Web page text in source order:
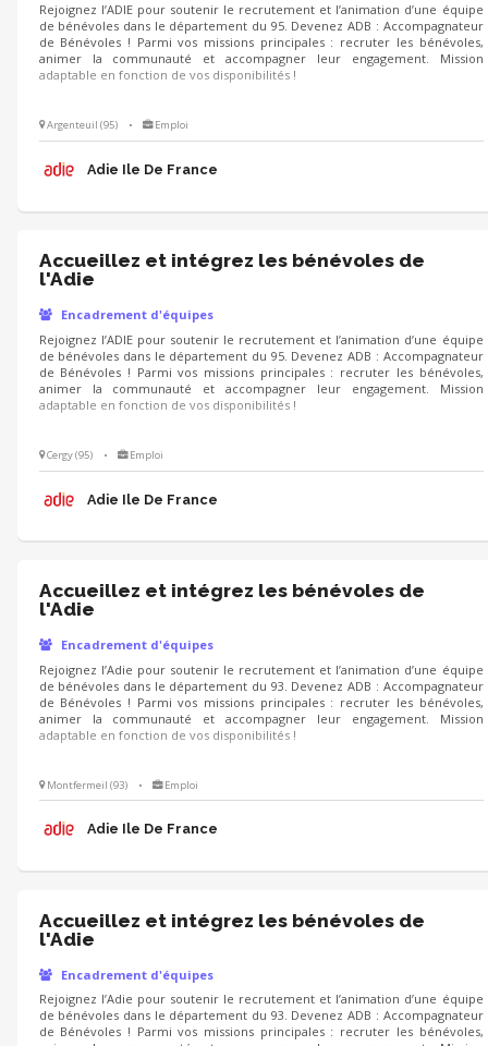
Rejoignez l’ADIE pour soutenir le recrutement et l’animation d’une équipe
de bénévoles dans le département du 95. Devenez ADB : Accompagnateur
de Bénévoles ! Parmi vos missions principales : recruter les bénévoles,
animer la communauté et accompagner leur engagement. Mission
adaptable en fonction de vos disponibilités !
Argenteuil (95) • Emploi
Adie Ile De France
Accueillez et intégrez les bénévoles de
l'Adie
Encadrement d'équipes
Rejoignez l’ADIE pour soutenir le recrutement et l’animation d’une équipe
de bénévoles dans le département du 95. Devenez ADB : Accompagnateur
de Bénévoles ! Parmi vos missions principales : recruter les bénévoles,
animer la communauté et accompagner leur engagement. Mission
adaptable en fonction de vos disponibilités !
Cergy (95) • Emploi
Adie Ile De France
Accueillez et intégrez les bénévoles de
l'Adie
Encadrement d'équipes
Rejoignez l’Adie pour soutenir le recrutement et l’animation d’une équipe
de bénévoles dans le département du 93. Devenez ADB : Accompagnateur
de Bénévoles ! Parmi vos missions principales : recruter les bénévoles,
animer la communauté et accompagner leur engagement. Mission
adaptable en fonction de vos disponibilités !
Montfermeil (93) • Emploi
Adie Ile De France
Accueillez et intégrez les bénévoles de
l'Adie
Encadrement d'équipes
Rejoignez l’Adie pour soutenir le recrutement et l’animation d’une équipe
de bénévoles dans le département du 93. Devenez ADB : Accompagnateur
de Bénévoles ! Parmi vos missions principales : recruter les bénévoles,